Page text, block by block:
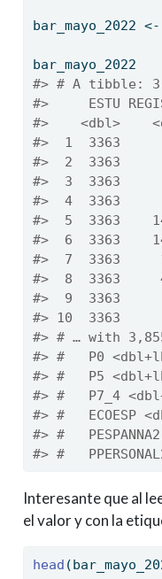
bar_mayo_2022 <-
bar_mayo_2022
#> # A tibble:
#>     ESTU
#>    <dbl>
#>  1  3363
#>  2  3363
#>  3  3363
#>  4  3363
#>  5  3363
#>  6  3363
#>  7  3363
#>  8  3363
#>  9  3363
#> 10  3363
#> # … with
#> #   P0
#> #   P5
#> #   P7_4
#> #   ECOESP
#> #
#> #
Interesante que al
el valor y con la
head